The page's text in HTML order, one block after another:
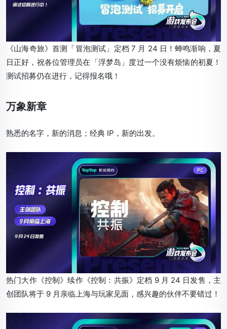
《山海奇旅》首测「冒泡测试」定档 7 月 24 日！蝉鸣渐响，夏
日正好，祝各位管理员在「浮梦岛」度过一个没有烦恼的初夏！
测试招募仍在进行，记得报名哦！
万象新章
熟悉的名字，新的消息；经典 IP，新的出发。
热门大作《控制》续作《控制：共振》定档 9 月 24 日发售，主
创团队将于 9 月亲临上海与玩家见面，感兴趣的伙伴不要错过！